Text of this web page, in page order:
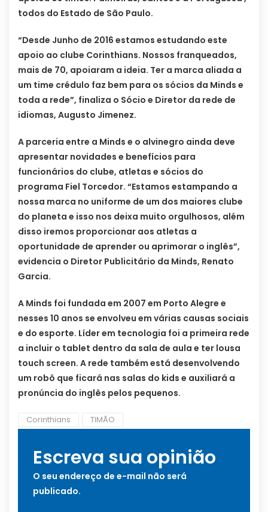
todos do Estado de São Paulo.
“Desde Junho de 2016 estamos estudando este
apoio ao clube Corinthians. Nossos franqueados,
mais de 70, apoiaram a ideia. Ter a marca aliada a
um time crédulo faz bem para os sócios da Minds e
toda a rede”, finaliza o Sócio e Diretor da rede de
idiomas, Augusto Jimenez.
A parceria entre a Minds e o alvinegro ainda deve
apresentar novidades e benefícios para
funcionários do clube, atletas e sócios do
programa Fiel Torcedor. “Estamos estampando a
nossa marca no uniforme de um dos maiores clube
do planeta e isso nos deixa muito orgulhosos, além
disso iremos proporcionar aos atletas a
oportunidade de aprender ou aprimorar o inglês”,
evidencia o Diretor Publicitário da Minds, Renato
Garcia.
A Minds foi fundada em 2007 em Porto Alegre e
nesses 10 anos se envolveu em várias causas sociais
e do esporte. Líder em tecnologia foi a primeira rede
a incluir o tablet dentro da sala de aula e ter lousa
touch screen. A rede também está desenvolvendo
um robô que ficará nas salas do kids e auxiliará a
pronúncia do inglês pelos pequenos.
Corinthians TIMÃO
Escreva sua opinião
O seu endereço de e-mail não será
publicado.